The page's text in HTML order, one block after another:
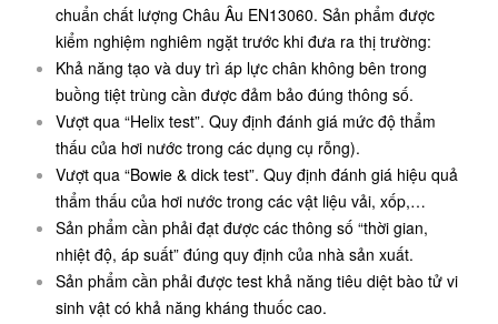
chuẩn chất lượng Châu Âu EN13060. Sản phẩm được
kiểm nghiệm nghiêm ngặt trước khi đưa ra thị trường:
Khả năng tạo và duy trì áp lực chân không bên trong
buồng tiệt trùng cần được đảm bảo đúng thông số.
Vượt qua “Helix test”. Quy định đánh giá mức độ thẩm
thấu của hơi nước trong các dụng cụ rỗng).
Vượt qua “Bowie & dick test”. Quy định đánh giá hiệu quả
thẩm thấu của hơi nước trong các vật liệu vải, xốp,…
Sản phẩm cần phải đạt được các thông số “thời gian,
nhiệt độ, áp suất” đúng quy định của nhà sản xuất.
Sản phẩm cần phải được test khả năng tiêu diệt bào tử vi
sinh vật có khả năng kháng thuốc cao.